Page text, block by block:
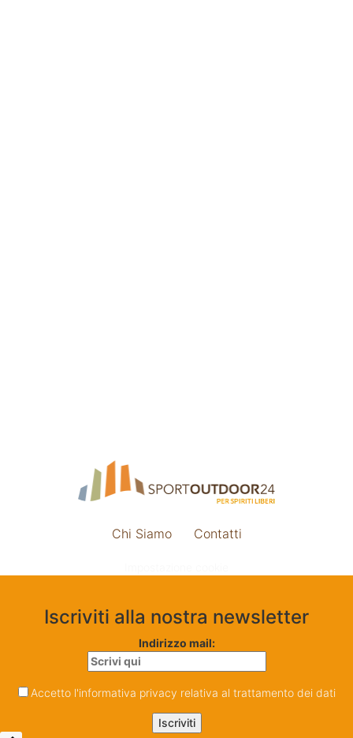
Chi Siamo Contatti
Iscriviti alla nostra newsletter
Indirizzo mail:
Accetto l'informativa privacy relativa al trattamento dei dati